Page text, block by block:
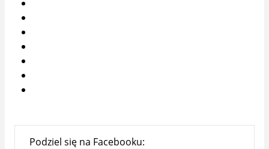
Podziel się na Facebooku: